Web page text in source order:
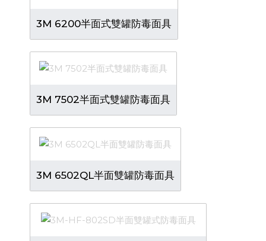
3M 6200半面式雙罐防毒面具
3M 7502半面式雙罐防毒面具
3M 6502QL半面雙罐防毒面具